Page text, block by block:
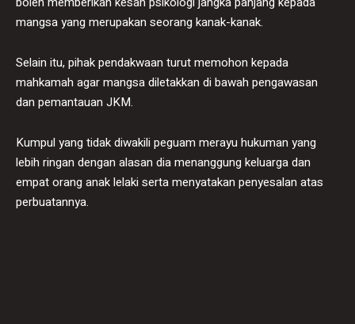
mangsa yang merupakan seorang kanak-kanak.
Selain itu, pihak pendakwaan turut memohon kepada
mahkamah agar mangsa diletakkan di bawah pengawasan
dan pemantauan JKM.
Kumpul yang tidak diwakili peguam merayu hukuman yang
lebih ringan dengan alasan dia menanggung keluarga dan
empat orang anak lelaki serta menyatakan penyesalan atas
perbuatannya.